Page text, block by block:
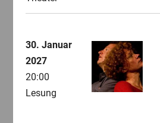
30. Januar
2027
20:00
Lesung